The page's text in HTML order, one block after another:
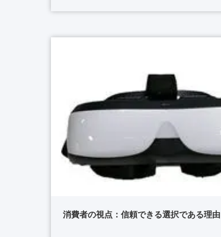
消費者の視点：信頼できる選択である理由